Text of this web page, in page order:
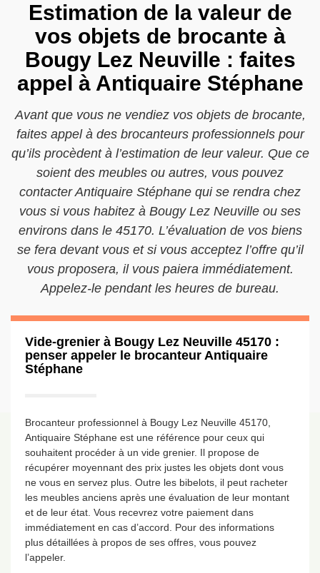
Estimation de la valeur de
vos objets de brocante à
Bougy Lez Neuville : faites
appel à Antiquaire Stéphane
Avant que vous ne vendiez vos objets de brocante,
faites appel à des brocanteurs professionnels pour
qu’ils procèdent à l’estimation de leur valeur. Que ce
soient des meubles ou autres, vous pouvez
contacter Antiquaire Stéphane qui se rendra chez
vous si vous habitez à Bougy Lez Neuville ou ses
environs dans le 45170. L’évaluation de vos biens
se fera devant vous et si vous acceptez l’offre qu’il
vous proposera, il vous paiera immédiatement.
Appelez-le pendant les heures de bureau.
Vide-grenier à Bougy Lez Neuville 45170 :
penser appeler le brocanteur Antiquaire
Stéphane
Brocanteur professionnel à Bougy Lez Neuville 45170,
Antiquaire Stéphane est une référence pour ceux qui
souhaitent procéder à un vide grenier. Il propose de
récupérer moyennant des prix justes les objets dont vous
ne vous en servez plus. Outre les bibelots, il peut racheter
les meubles anciens après une évaluation de leur montant
et de leur état. Vous recevrez votre paiement dans
immédiatement en cas d’accord. Pour des informations
plus détaillées à propos de ses offres, vous pouvez
l’appeler.